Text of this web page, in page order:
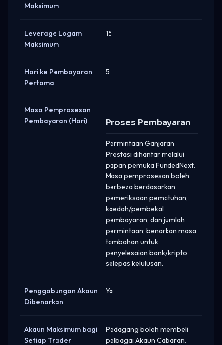
Maksimum
Leverage Logam
Maksimum
15
Hari ke Pembayaran
Pertama
5
Masa Pemprosesan
Pembayaran (Hari)
Proses Pembayaran
Permintaan Ganjaran
Prestasi dihantar melalui
papan pemuka FundedNext.
Masa pemprosesan boleh
berbeza berdasarkan
pemeriksaan pematuhan,
kaedah/pembekal
pembayaran, dan jumlah
permintaan; benarkan masa
tambahan untuk
penyelesaian bank/kripto
selepas kelulusan.
Penggabungan Akaun
Dibenarkan
Ya
Akaun Maksimum bagi
Setiap Trader
Pedagang boleh membeli
pelbagai Akaun Cabaran.